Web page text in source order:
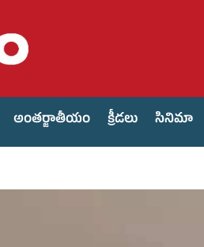
అంతర్జాతీయం క్రీడలు సినిమా